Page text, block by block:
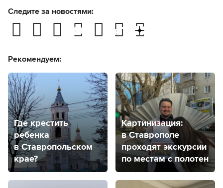
Следите за новостями:
Рекомендуем:
Где крестить
ребенка
в Ставропольском
крае?
Картинизация:
в Ставрополе
проходят экскурсии
по местам с полотен